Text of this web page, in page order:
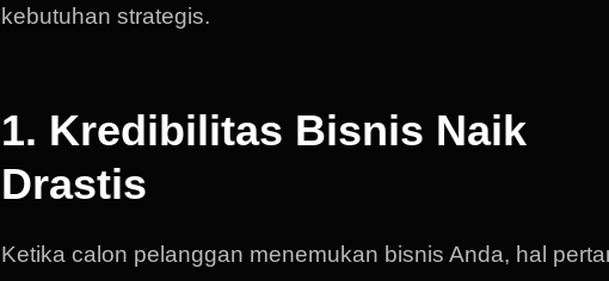
kebutuhan strategis.
1. Kredibilitas Bisnis Naik
Drastis
Ketika calon pelanggan menemukan bisnis Anda, hal